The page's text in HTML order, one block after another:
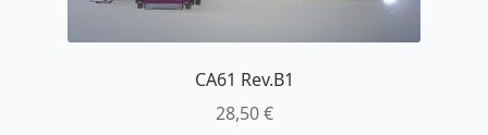
CA61 Rev.B1
28,50€